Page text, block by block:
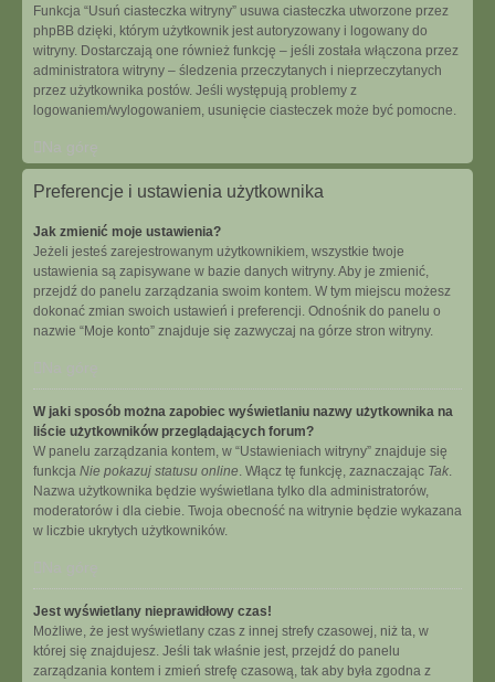
Funkcja “Usuń ciasteczka witryny” usuwa ciasteczka utworzone przez
phpBB dzięki, którym użytkownik jest autoryzowany i logowany do
witryny. Dostarczają one również funkcję – jeśli została włączona przez
administratora witryny – śledzenia przeczytanych i nieprzeczytanych
przez użytkownika postów. Jeśli występują problemy z
logowaniem/wylogowaniem, usunięcie ciasteczek może być pomocne.
Na górę
Preferencje i ustawienia użytkownika
Jak zmienić moje ustawienia?
Jeżeli jesteś zarejestrowanym użytkownikiem, wszystkie twoje
ustawienia są zapisywane w bazie danych witryny. Aby je zmienić,
przejdź do panelu zarządzania swoim kontem. W tym miejscu możesz
dokonać zmian swoich ustawień i preferencji. Odnośnik do panelu o
nazwie “Moje konto” znajduje się zazwyczaj na górze stron witryny.
W jaki sposób można zapobiec wyświetlaniu nazwy użytkownika na
liście użytkowników przeglądających forum?
W panelu zarządzania kontem, w “Ustawieniach witryny” znajduje się
funkcja Nie pokazuj statusu online. Włącz tę funkcję, zaznaczając Tak.
Nazwa użytkownika będzie wyświetlana tylko dla administratorów,
moderatorów i dla ciebie. Twoja obecność na witrynie będzie wykazana
w liczbie ukrytych użytkowników.
Jest wyświetlany nieprawidłowy czas!
Możliwe, że jest wyświetlany czas z innej strefy czasowej, niż ta, w
której się znajdujesz. Jeśli tak właśnie jest, przejdź do panelu
zarządzania kontem i zmień strefę czasową, tak aby była zgodna z